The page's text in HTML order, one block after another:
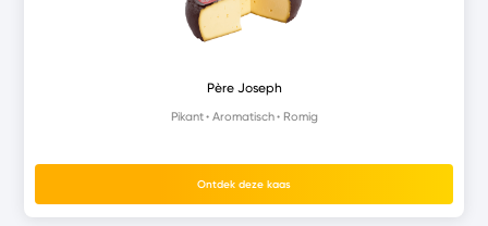
Père Joseph
Pikant Aromatisch Romig
Ontdek deze kaas